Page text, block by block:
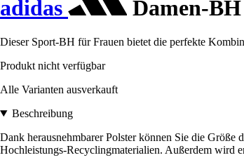
adidas Damen-
Dieser Sport-BH für Frauen bietet die perfekte
Produkt nicht verfügbar
Alle Varianten ausverkauft
Beschreibung
Dank herausnehmbarer Polster können Sie die
Hochleistungs-Recyclingmaterialien. Außerdem wird